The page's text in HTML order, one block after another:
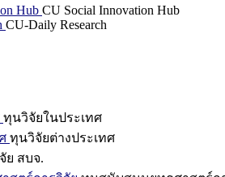
Hub CU Social Innovation Hub
CU-Daily Research
ทุนวิจัยในประเทศ
ทุนวิจัยต่างประเทศ
ย สบจ.